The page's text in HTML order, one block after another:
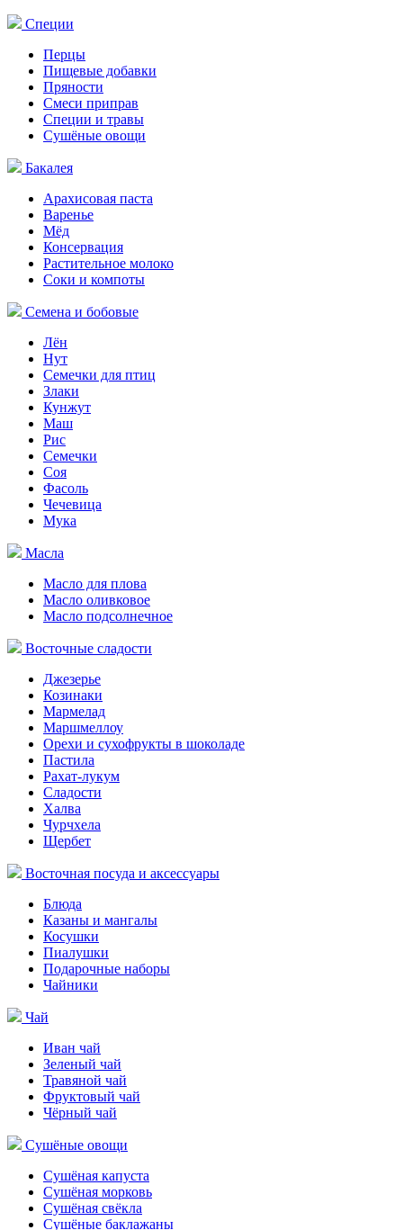
Специи
Перцы
Пищевые добавки
Пряности
Смеси приправ
Специи и травы
Сушёные овощи
Бакалея
Арахисовая паста
Варенье
Мёд
Консервация
Растительное молоко
Соки и компоты
Семена и бобовые
Лён
Нут
Семечки для птиц
Злаки
Кунжут
Маш
Рис
Семечки
Соя
Фасоль
Чечевица
Мука
Масла
Масло для плова
Масло оливковое
Масло подсолнечное
Восточные сладости
Джезерье
Козинаки
Мармелад
Маршмеллоу
Орехи и сухофрукты в шоколаде
Пастила
Рахат-лукум
Сладости
Халва
Чурчхела
Щербет
Восточная посуда и аксессуары
Блюда
Казаны и мангалы
Косушки
Пиалушки
Подарочные наборы
Чайники
Чай
Иван чай
Зеленый чай
Травяной чай
Фруктовый чай
Чёрный чай
Сушёные овощи
Сушёная капуста
Сушёная морковь
Сушёная свёкла
Сушёные баклажаны